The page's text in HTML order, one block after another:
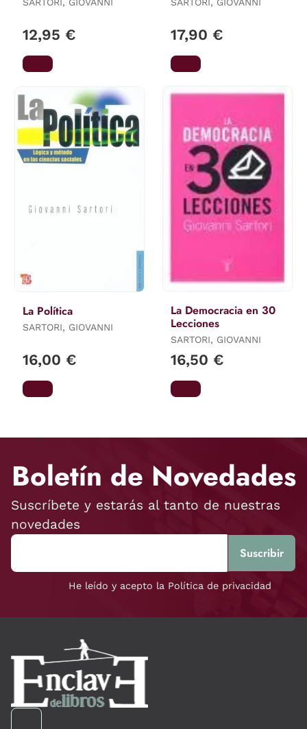
12,95 € 17,90 €
La Política
SARTORI, GIOVANNI
16,00 €
La Democracia en 30
Lecciones
SARTORI, GIOVANNI
16,50 €
Boletín de Novedades
Suscríbete y estarás al tanto de nuestras
novedades
He leído y acepto la Política de privacidad